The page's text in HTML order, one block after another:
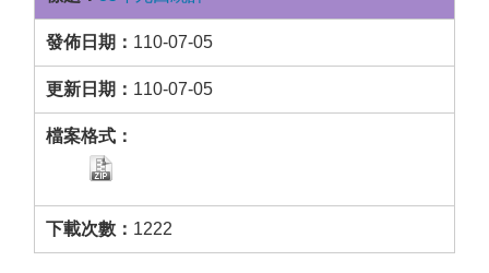
110-07-05
110-07-05
1222